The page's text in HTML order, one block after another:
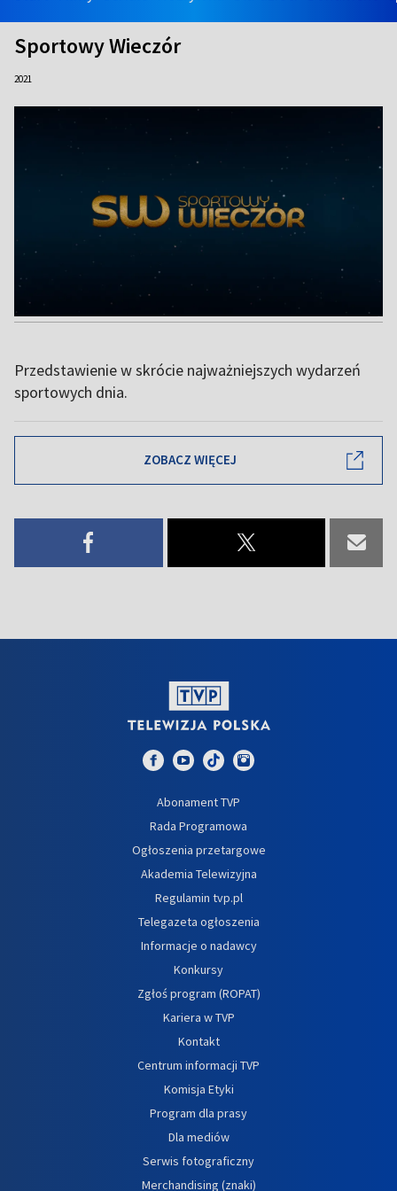
Sportowy Wieczór
2021
Przedstawienie w skrócie najważniejszych wydarzeń
sportowych dnia.
ZOBACZ WIĘCEJ
Abonament TVP
Rada Programowa
Ogłoszenia przetargowe
Akademia Telewizyjna
Regulamin tvp.pl
Telegazeta ogłoszenia
Informacje o nadawcy
Konkursy
Zgłoś program (ROPAT)
Kariera w TVP
Kontakt
Centrum informacji TVP
Komisja Etyki
Program dla prasy
Dla mediów
Serwis fotograficzny
Merchandising (znaki)